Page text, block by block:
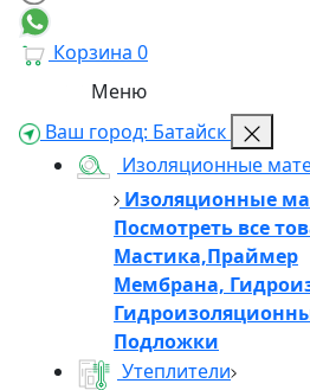
Корзина 0
Меню
Ваш город: Батайск
Изоляционные
Изоляционные
Посмотреть все
Мастика,Праймер
Мембрана,
Подложки
Утеплители